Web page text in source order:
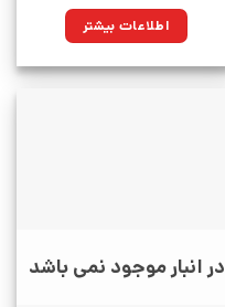
اطلاعات بیشتر
در انبار موجود نمی باشد